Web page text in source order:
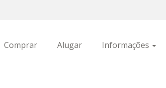
Comprar Alugar Informações